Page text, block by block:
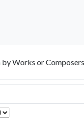
by Works or Composers